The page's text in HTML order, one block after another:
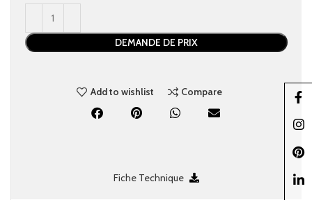
DEMANDE DE PRIX
Add to wishlist Compare
Fiche Technique